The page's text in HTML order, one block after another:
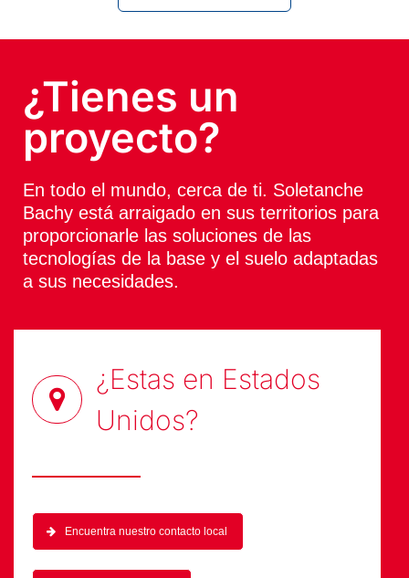
¿Tienes un
proyecto?
En todo el mundo, cerca de ti. Soletanche
Bachy está arraigado en sus territorios para
proporcionarle las soluciones de las
tecnologías de la base y el suelo adaptadas
a sus necesidades.
¿Estas en Estados
Unidos?
Encuentra nuestro contacto local